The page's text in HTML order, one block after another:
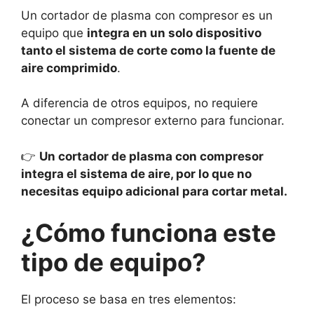
Un cortador de plasma con compresor es un
equipo que integra en un solo dispositivo
tanto el sistema de corte como la fuente de
aire comprimido.
A diferencia de otros equipos, no requiere
conectar un compresor externo para funcionar.
👉 Un cortador de plasma con compresor
integra el sistema de aire, por lo que no
necesitas equipo adicional para cortar metal.
¿Cómo funciona este
tipo de equipo?
El proceso se basa en tres elementos: